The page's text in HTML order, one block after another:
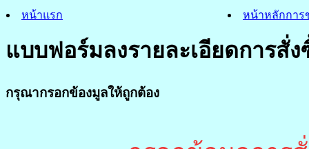
หน้าแรก หน้าหลักการ
แบบฟอร์มลงรายละเอียดการสั่
กรุณากรอกข้องมูลให้ถูกต้อง